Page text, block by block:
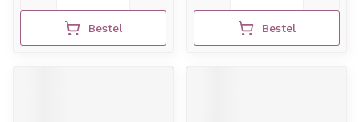
Bestel Bestel